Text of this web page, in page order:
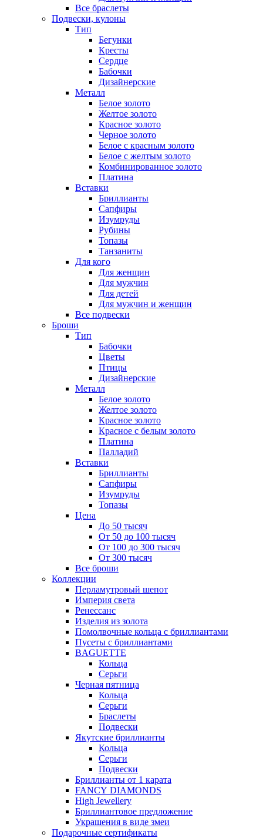
Все браслеты
Подвески, кулоны
Тип
Бегунки
Кресты
Сердце
Бабочки
Дизайнерские
Металл
Белое золото
Желтое золото
Красное золото
Черное золото
Белое с красным золото
Белое с желтым золото
Комбинированное золото
Платина
Вставки
Бриллианты
Сапфиры
Изумруды
Рубины
Топазы
Танзаниты
Для кого
Для женщин
Для мужчин
Для детей
Для мужчин и женщин
Все подвески
Броши
Тип
Бабочки
Цветы
Птицы
Дизайнерские
Металл
Белое золото
Желтое золото
Красное золото
Красное с белым золото
Платина
Палладий
Вставки
Бриллианты
Сапфиры
Изумруды
Топазы
Цена
До 50 тысяч
От 50 до 100 тысяч
От 100 до 300 тысяч
От 300 тысяч
Все броши
Коллекции
Перламутровый шепот
Империя света
Ренессанс
Изделия из золота
Помолвочные кольца с бриллиантами
Пусеты с бриллиантами
BAGUETTE
Кольца
Серьги
Черная пятница
Кольца
Серьги
Браслеты
Подвески
Якутские бриллианты
Кольца
Серьги
Подвески
Бриллианты от 1 карата
FANCY DIAMONDS
High Jewellery
Бриллиантовое предложение
Украшения в виде змеи
Подарочные сертификаты